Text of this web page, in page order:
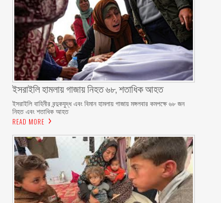
ইসরাইলি হামলায় গাজায় নিহত ৬৮, শতাধিক আহত
ইসরাইলি বাহিনীর বন্দুকযুদ্ধ এবং বিমান হামলায় গাজায় মঙ্গলবার কমপক্ষে ৬৮ জন
নিহত এবং শতাধিক আহত
READ MORE